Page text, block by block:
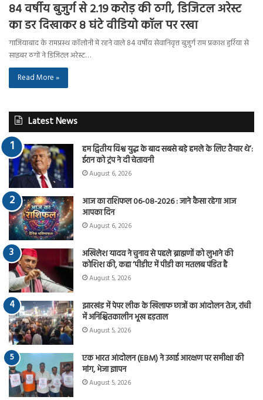
84 वर्षीय बुजुर्ग से 2.19 करोड़ की ठगी, डिजिटल अरेस्ट
का डर दिखाकर 8 घंटे वीडियो कॉल पर रखा
गाजियाबाद के रामप्रस्थ कॉलोनी में रहने वाले 84 वर्षीय सेवानिवृत्त बुजुर्ग राम प्रकाश हुर्रिया से
साइबर ठगों ने डिजिटल अरेस्ट…
Read More »
Latest News
हम द्वितीय विश्व युद्ध के बाद सबसे बड़े हमले के लिए तैयार थे’:
ईरान को ट्रंप ने दी चेतावनी
August 6, 2026
आज का राशिफल 06-08-2026 : जाने कैसा रहेगा आज
आपका दिन
August 6, 2026
अखिलेश यादव ने चुनाव से पहले ब्राह्मणों को लुभाने की
कोशिश की, कहा ‘पीडीए में पीडी का मतलब पंडित है
August 5, 2026
झारखंड में पेपर लीक के खिलाफ छात्रों का आंदोलन तेज, रांची
में अनिश्चितकालीन भूख हड़ताल
August 5, 2026
एक भारत आंदोलन (EBM) ने उठाई आरक्षण पर समीक्षा की
मांग, भेजा ज्ञापन
August 5, 2026